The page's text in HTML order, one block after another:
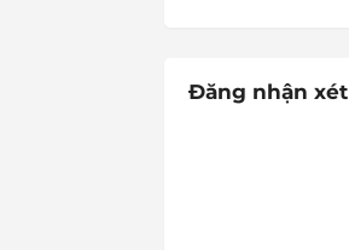
Đăng nhận xét